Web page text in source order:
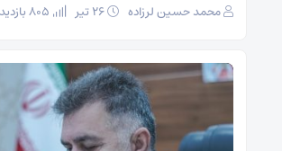
محمد حسین لرزاده